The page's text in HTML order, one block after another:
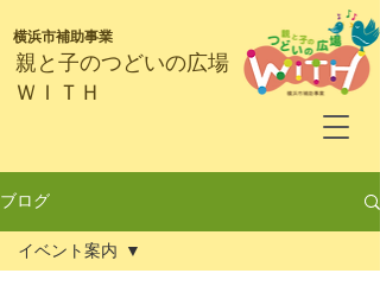
​親と子のつどいの広場
ＷＩＴＨ
横浜市補助事業
ブログ
イベント案内